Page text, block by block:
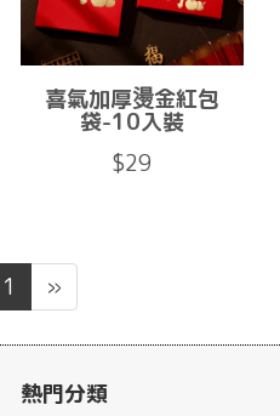
喜氣加厚燙金紅包
袋-10入裝
$29
1 »
熱門分類